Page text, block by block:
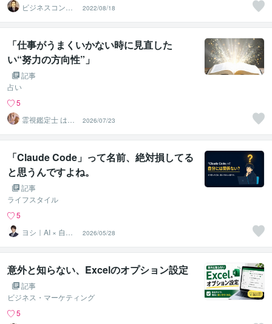
ビジネスコンシ
ェルジュ
2022/08/18
「仕事がうまくいかない時に見直した
い“努力の方向性”」
記事
占い
5
霊視鑑定士 はに
わ
2026/07/23
「Claude Code」って名前、絶対損してる
と思うんですよね。
記事
ライフスタイル
5
ヨシ｜AI × 自動
化で「面倒」を
消す人
2026/05/28
意外と知らない、Excelのオプション設定
記事
ビジネス・マーケティング
5